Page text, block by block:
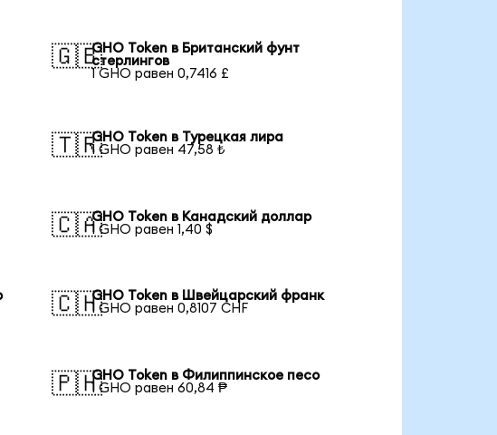
🇬🇧GHO Token в Британский фунт
стерлингов
1 GHO равен 0,7416 £
🇹🇷GHO Token в Турецкая лира
1 GHO равен 47,58 ₺
🇨🇦GHO Token в Канадский доллар
1 GHO равен 1,40 $
🇨🇭GHO Token в Швейцарский франк
1 GHO равен 0,8107 CHF
🇵🇭GHO Token в Филиппинское песо
1 GHO равен 60,84 ₱